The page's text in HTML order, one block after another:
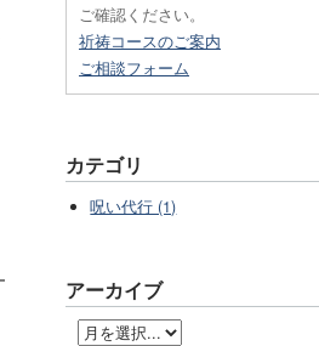
ご確認ください。
祈祷コースのご案内
ご相談フォーム
カテゴリ
呪い代行 (1)
アーカイブ